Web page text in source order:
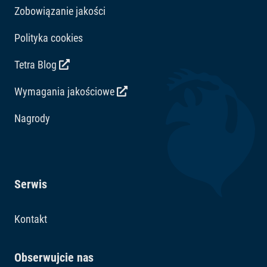
Zobowiązanie jakości
Polityka cookies
Tetra Blog
Wymagania jakościowe
Nagrody
Serwis
Kontakt
Obserwujcie nas